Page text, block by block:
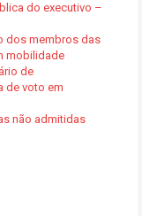
do executivo –
dos membros das
mobilidade
de
de voto em
não admitidas